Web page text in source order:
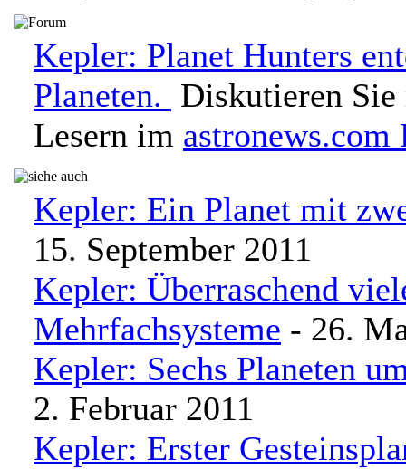
Kepler: Planet Hunters
Planeten. Diskutieren Sie
Lesern im astronews.com
Kepler: Ein Planet mit
15. September 2011
Kepler: Überraschend
Mehrfachsysteme - 26.
Kepler: Sechs Planeten
2. Februar 2011
Kepler: Erster